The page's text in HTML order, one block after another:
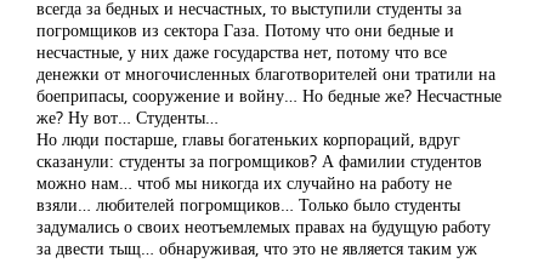
всегда за бедных и несчастных, то выступили студенты за
погромщиков из сектора Газа. Потому что они бедные и
несчастные, у них даже государства нет, потому что все
денежки от многочисленных благотворителей они тратили на
боеприпасы, сооружение и войну… Но бедные же? Несчастные
же? Ну вот… Студенты…
Но люди постарше, главы богатеньких корпораций, вдруг
сказанули: студенты за погромщиков? А фамилии студентов
можно нам… чтоб мы никогда их случайно на работу не
взяли… любителей погромщиков… Только было студенты
задумались о своих неотъемлемых правах на будущую работу
за двести тыщ… обнаруживая, что это не является таким уж